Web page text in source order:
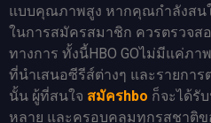
แบบคุณภาพสูง หากคุณกำลังสน
ในการสมัครสมาชิก ควรตรวจส
ทางการ ทั้งนี้HBO GOไม่มีแค่ภา
ที่นำเสนอซีรีส์ต่างๆ และรายกา
นั้น ผู้ที่สนใจ สมัครhbo ก็จะได้รั
หลาย และครอบคลุมทุกรสชาติข